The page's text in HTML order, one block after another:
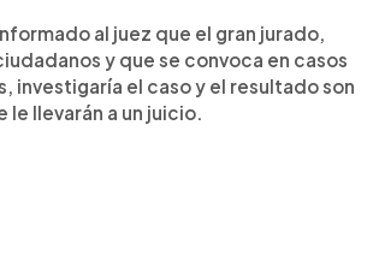
al juez que el gran jurado,
y que se convoca en casos
investigaría el caso y el resultado son
le llevarán a un juicio.